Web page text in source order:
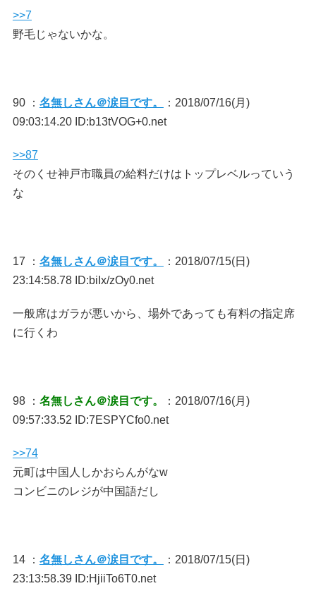
>>7
野毛じゃないかな。
90 ： 名無しさん＠涙目です。
：2018/07/16(月)
09:03:14.20 ID:b13tVOG+0.net
>>87
そのくせ神戸市職員の給料だけはトップレベルっていう
な
17 ： 名無しさん＠涙目です。
：2018/07/15(日)
23:14:58.78 ID:biIx/zOy0.net
一般席はガラが悪いから、場外であっても有料の指定席
に行くわ
98 ： 名無しさん＠涙目です。
：2018/07/16(月)
09:57:33.52 ID:7ESPYCfo0.net
>>74
元町は中国人しかおらんがなw
コンビニのレジが中国語だし
14 ： 名無しさん＠涙目です。
：2018/07/15(日)
23:13:58.39 ID:HjiiTo6T0.net